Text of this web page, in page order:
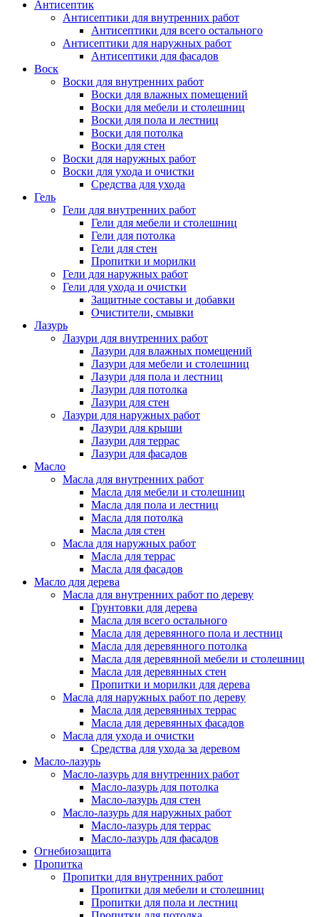
Антисептик
Антисептики для внутренних работ
Антисептики для всего остального
Антисептики для наружных работ
Антисептики для фасадов
Воск
Воски для внутренних работ
Воски для влажных помещений
Воски для мебели и столешниц
Воски для пола и лестниц
Воски для потолка
Воски для стен
Воски для наружных работ
Воски для ухода и очистки
Средства для ухода
Гель
Гели для внутренних работ
Гели для мебели и столешниц
Гели для потолка
Гели для стен
Пропитки и морилки
Гели для наружных работ
Гели для ухода и очистки
Защитные составы и добавки
Очистители, смывки
Лазурь
Лазури для внутренних работ
Лазури для влажных помещений
Лазури для мебели и столешниц
Лазури для пола и лестниц
Лазури для потолка
Лазури для стен
Лазури для наружных работ
Лазури для крыши
Лазури для террас
Лазури для фасадов
Масло
Масла для внутренних работ
Масла для мебели и столешниц
Масла для пола и лестниц
Масла для потолка
Масла для стен
Масла для наружных работ
Масла для террас
Масла для фасадов
Масло для дерева
Масла для внутренних работ по дереву
Грунтовки для дерева
Масла для всего остального
Масла для деревянного пола и лестниц
Масла для деревянного потолка
Масла для деревянной мебели и столешниц
Масла для деревянных стен
Пропитки и морилки для дерева
Масла для наружных работ по дереву
Масла для деревянных террас
Масла для деревянных фасадов
Масла для ухода и очистки
Средства для ухода за деревом
Масло-лазурь
Масло-лазурь для внутренних работ
Масло-лазурь для потолка
Масло-лазурь для стен
Масло-лазурь для наружных работ
Масло-лазурь для террас
Масло-лазурь для фасадов
Огнебиозащита
Пропитка
Пропитки для внутренних работ
Пропитки для мебели и столешниц
Пропитки для пола и лестниц